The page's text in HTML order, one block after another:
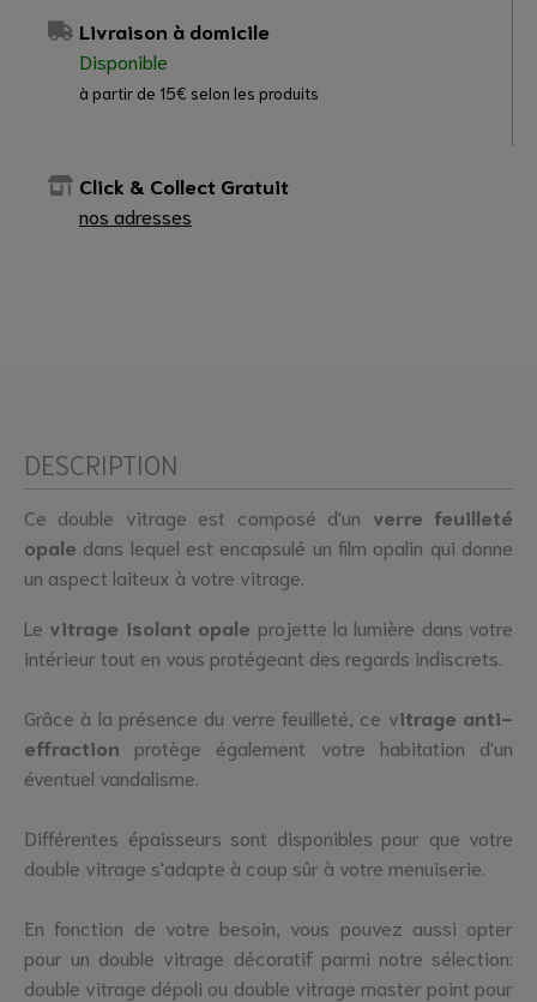
Livraison à domicile
Disponible
à partir de 15€ selon les produits
Click & Collect Gratuit
nos adresses
DESCRIPTION
Ce double vitrage est composé d'un verre feuilleté
opale dans lequel est encapsulé un film opalin qui donne
un aspect laiteux à votre vitrage.
Le vitrage isolant opale projette la lumière dans votre
intérieur tout en vous protégeant des regards indiscrets.
Grâce à la présence du verre feuilleté, ce vitrage anti-
effraction protège également votre habitation d'un
éventuel vandalisme.
Différentes épaisseurs sont disponibles pour que votre
double vitrage s'adapte à coup sûr à votre menuiserie.
En fonction de votre besoin, vous pouvez aussi opter
pour un double vitrage décoratif parmi notre sélection:
double vitrage dépoli ou double vitrage master point pour